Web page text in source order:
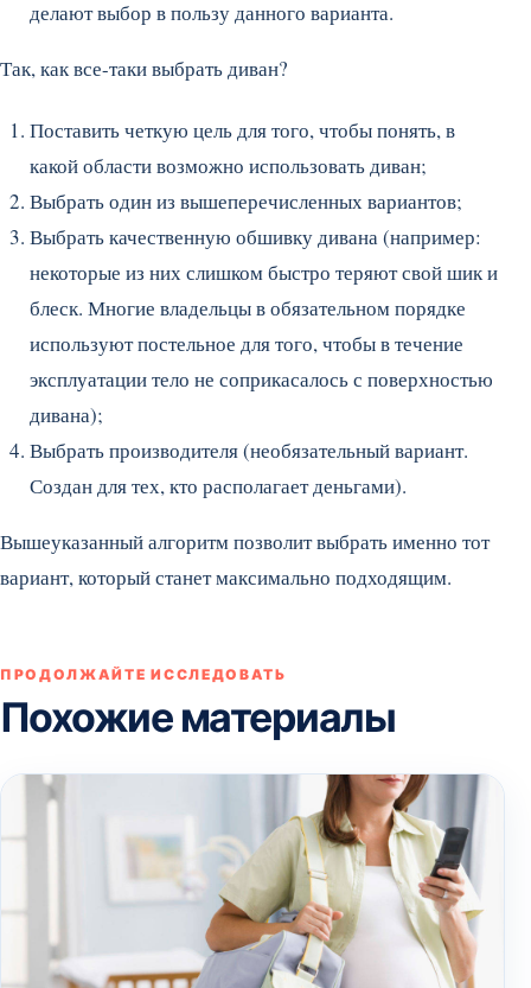
делают выбор в пользу данного варианта.
Так, как все-таки выбрать диван?
Поставить четкую цель для того, чтобы понять, в
какой области возможно использовать диван;
Выбрать один из вышеперечисленных вариантов;
Выбрать качественную обшивку дивана (например:
некоторые из них слишком быстро теряют свой шик и
блеск. Многие владельцы в обязательном порядке
используют постельное для того, чтобы в течение
эксплуатации тело не соприкасалось с поверхностью
дивана);
Выбрать производителя (необязательный вариант.
Создан для тех, кто располагает деньгами).
Вышеуказанный алгоритм позволит выбрать именно тот
вариант, который станет максимально подходящим.
ПРОДОЛЖАЙТЕ ИССЛЕДОВАТЬ
Похожие материалы